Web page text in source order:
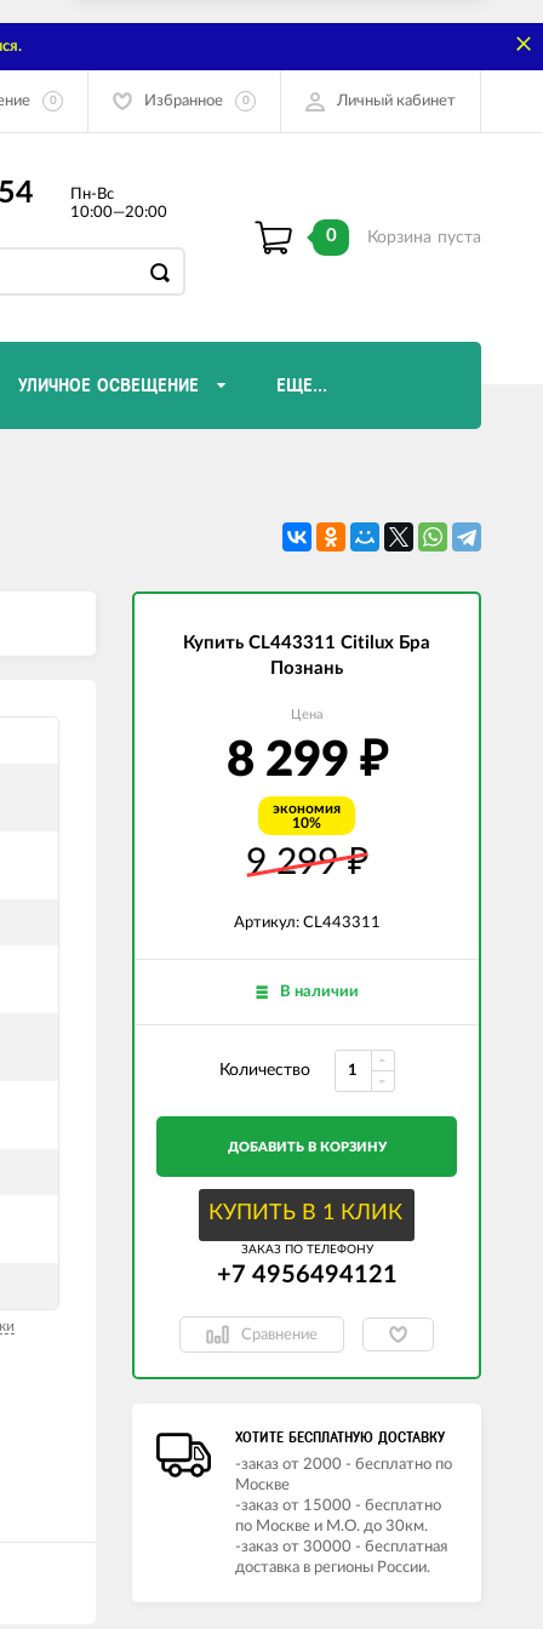
0 Избранное 0 Личный кабинет
Пн-Вс
10:00—20:00
0 Корзина пуста
УЛИЧНОЕ ОСВЕЩЕНИЕ ЕЩЕ...
СВЕТОДИОДНЫЕ ЛАМПЫ
Купить CL443311 Citilux Бра
Познань
Цена
8 299 ₽
экономия
10%
9 299₽
Артикул: CL443311
В наличии
Количество
ДОБАВИТЬ В КОРЗИНУ
КУПИТЬ В 1 КЛИК
ЗАКАЗ ПО ТЕЛЕФОНУ
+7 4956494121
Сравнение
ХОТИТЕ БЕСПЛАТНУЮ ДОСТАВКУ
-заказ от 2000 - бесплатно по
Москве
-заказ от 15000 - бесплатно
по Москве и М.О. до 30км.
-заказ от 30000 - бесплатная
доставка в регионы России.